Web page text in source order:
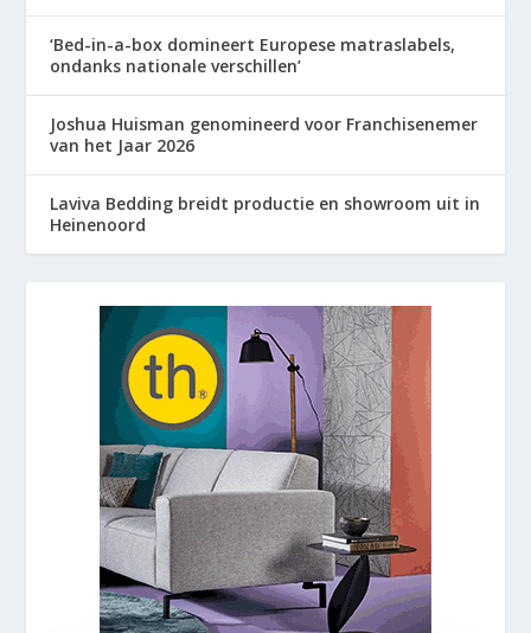
‘Bed-in-a-box domineert Europese matraslabels,
ondanks nationale verschillen’
Joshua Huisman genomineerd voor Franchisenemer
van het Jaar 2026
Laviva Bedding breidt productie en showroom uit in
Heinenoord